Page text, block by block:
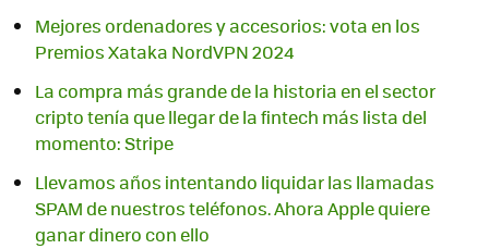
Mejores ordenadores y accesorios: vota en los
Premios Xataka NordVPN 2024
La compra más grande de la historia en el sector
cripto tenía que llegar de la fintech más lista del
momento: Stripe
Llevamos años intentando liquidar las llamadas
SPAM de nuestros teléfonos. Ahora Apple quiere
ganar dinero con ello